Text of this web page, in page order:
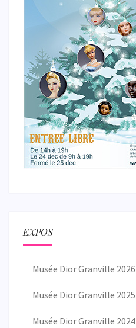
EXPOS
Musée Dior Granville 2026
Musée Dior Granville 2025
Musée Dior Granville 2024